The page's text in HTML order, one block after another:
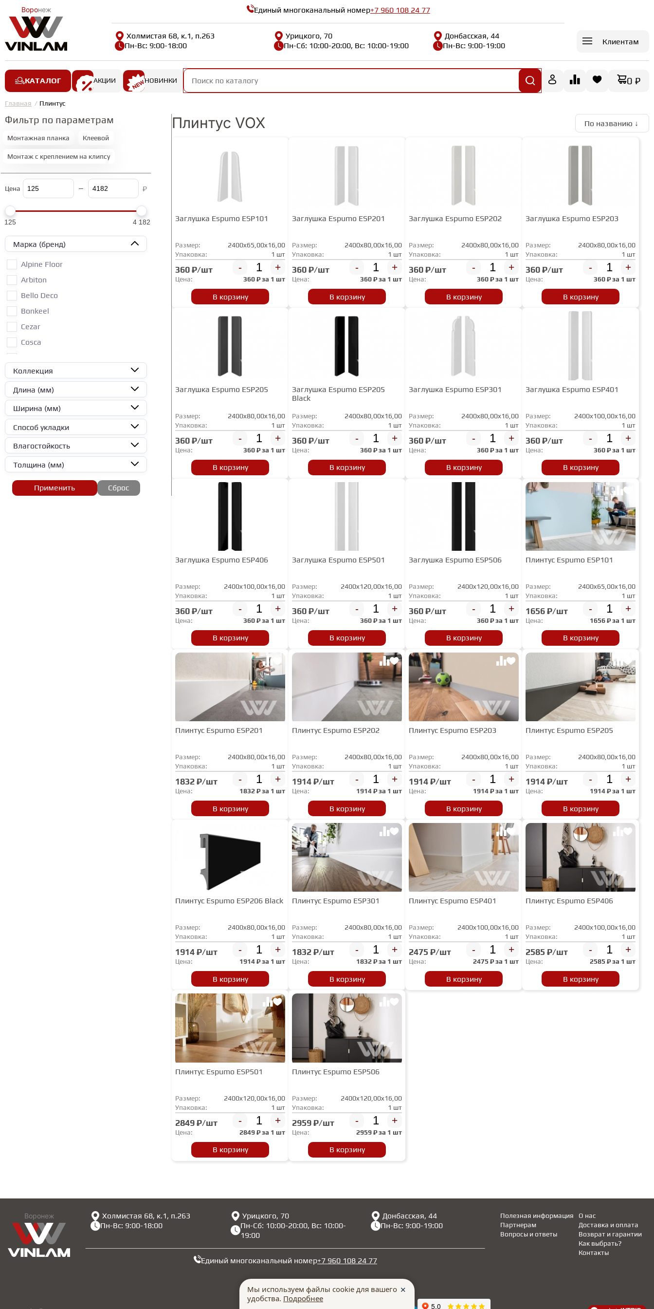
Воронеж Единый многоканальный номер+7 960 108 24 77
Холмистая 68, к.1, п.263
Пн-Вс: 9:00-18:00
Урицкого, 70
Пн-Сб: 10:00-20:00, Вс: 10:00-19:00
Донбасская, 44
Пн-Вс: 9:00-19:00
Клиентам
КАТАЛОГ АКЦИИ НОВИНКИ 0 ₽
Главная Плинтус
Фильтр по параметрам
Монтажная планка Клеевой
Монтаж с креплением на клипсу
Цена ₽
125 4 182
Марка (бренд)
Alpine Floor
Arbiton
Bello Deco
Bonkeel
Cezar
Cosca
FARGO
IDEAL
LACONISTIQ
Planker
Royce
VOX
Лука
Солид
Коллекция
Длина (мм)
Ширина (мм)
Способ укладки
Влагостойкость
Толщина (мм)
Применить Сброс
Плинтус VOX По названию ↓
Заглушка Espumo ESP101
Размер:
2400x65,00x16,00
Упаковка:
1 шт
360 ₽/шт - +
Цена: 360₽ за 1 шт
В корзину
Заглушка Espumo ESP201
Размер:
2400x80,00x16,00
Упаковка:
1 шт
360 ₽/шт - +
Цена: 360₽ за 1 шт
В корзину
Заглушка Espumo ESP202
Размер:
2400x80,00x16,00
Упаковка:
1 шт
360 ₽/шт - +
Цена: 360₽ за 1 шт
В корзину
Заглушка Espumo ESP203
Размер:
2400x80,00x16,00
Упаковка:
1 шт
360 ₽/шт - +
Цена: 360₽ за 1 шт
В корзину
Заглушка Espumo ESP205
Размер:
2400x80,00x16,00
Упаковка:
1 шт
360 ₽/шт - +
Цена: 360₽ за 1 шт
В корзину
Заглушка Espumo ESP205
Black
Размер:
2400x80,00x16,00
Упаковка:
1 шт
360 ₽/шт - +
Цена: 360₽ за 1 шт
В корзину
Заглушка Espumo ESP301
Размер:
2400x80,00x16,00
Упаковка:
1 шт
360 ₽/шт - +
Цена: 360₽ за 1 шт
В корзину
Заглушка Espumo ESP401
Размер:
2400x100,00x16,00
Упаковка:
1 шт
360 ₽/шт - +
Цена: 360₽ за 1 шт
В корзину
Заглушка Espumo ESP406
Размер:
2400x100,00x16,00
Упаковка:
1 шт
360 ₽/шт - +
Цена: 360₽ за 1 шт
В корзину
Заглушка Espumo ESP501
Размер:
2400x120,00x16,00
Упаковка:
1 шт
360 ₽/шт - +
Цена: 360₽ за 1 шт
В корзину
Заглушка Espumo ESP506
Размер:
2400x120,00x16,00
Упаковка:
1 шт
360 ₽/шт - +
Цена: 360₽ за 1 шт
В корзину
Плинтус Espumo ESP101
Размер:
2400x65,00x16,00
Упаковка:
1 шт
1656 ₽/шт - +
Цена: 1656₽ за 1 шт
В корзину
Плинтус Espumo ESP201
Размер:
2400x80,00x16,00
Упаковка:
1 шт
1832 ₽/шт - +
Цена: 1832₽ за 1 шт
В корзину
Плинтус Espumo ESP202
Размер:
2400x80,00x16,00
Упаковка:
1 шт
1914 ₽/шт - +
Цена: 1914₽ за 1 шт
В корзину
Плинтус Espumo ESP203
Размер:
2400x80,00x16,00
Упаковка:
1 шт
1914 ₽/шт - +
Цена: 1914₽ за 1 шт
В корзину
Плинтус Espumo ESP205
Размер:
2400x80,00x16,00
Упаковка:
1 шт
1914 ₽/шт - +
Цена: 1914₽ за 1 шт
В корзину
Плинтус Espumo ESP206 Black
Размер:
2400x80,00x16,00
Упаковка:
1 шт
1914 ₽/шт - +
Цена: 1914₽ за 1 шт
В корзину
Плинтус Espumo ESP301
Размер:
2400x80,00x16,00
Упаковка:
1 шт
1832 ₽/шт - +
Цена: 1832₽ за 1 шт
В корзину
Плинтус Espumo ESP401
Размер:
2400x100,00x16,00
Упаковка:
1 шт
2475 ₽/шт - +
Цена: 2475₽ за 1 шт
В корзину
Плинтус Espumo ESP406
Размер:
2400x100,00x16,00
Упаковка:
1 шт
2585 ₽/шт - +
Цена: 2585₽ за 1 шт
В корзину
Плинтус Espumo ESP501
Размер:
2400x120,00x16,00
Упаковка:
1 шт
2849 ₽/шт - +
Цена: 2849₽ за 1 шт
В корзину
Плинтус Espumo ESP506
Размер:
2400x120,00x16,00
Упаковка:
1 шт
2959 ₽/шт - +
Цена: 2959₽ за 1 шт
В корзину
Воронеж
Холмистая 68, к.1, п.263
Пн-Вс: 9:00-18:00
Урицкого, 70
Пн-Сб: 10:00-20:00, Вс: 10:00-
19:00
Донбасская, 44
Пн-Вс: 9:00-19:00
Единый многоканальный номер+7 960 108 24 77
Полезная информация
Партнерам
Вопросы и ответы
Доставка и оплата
Возврат и гарантии
Как выбрать?
О нас
Контакты
Мы используем файлы cookie для вашего
удобства. Подробнее
✕